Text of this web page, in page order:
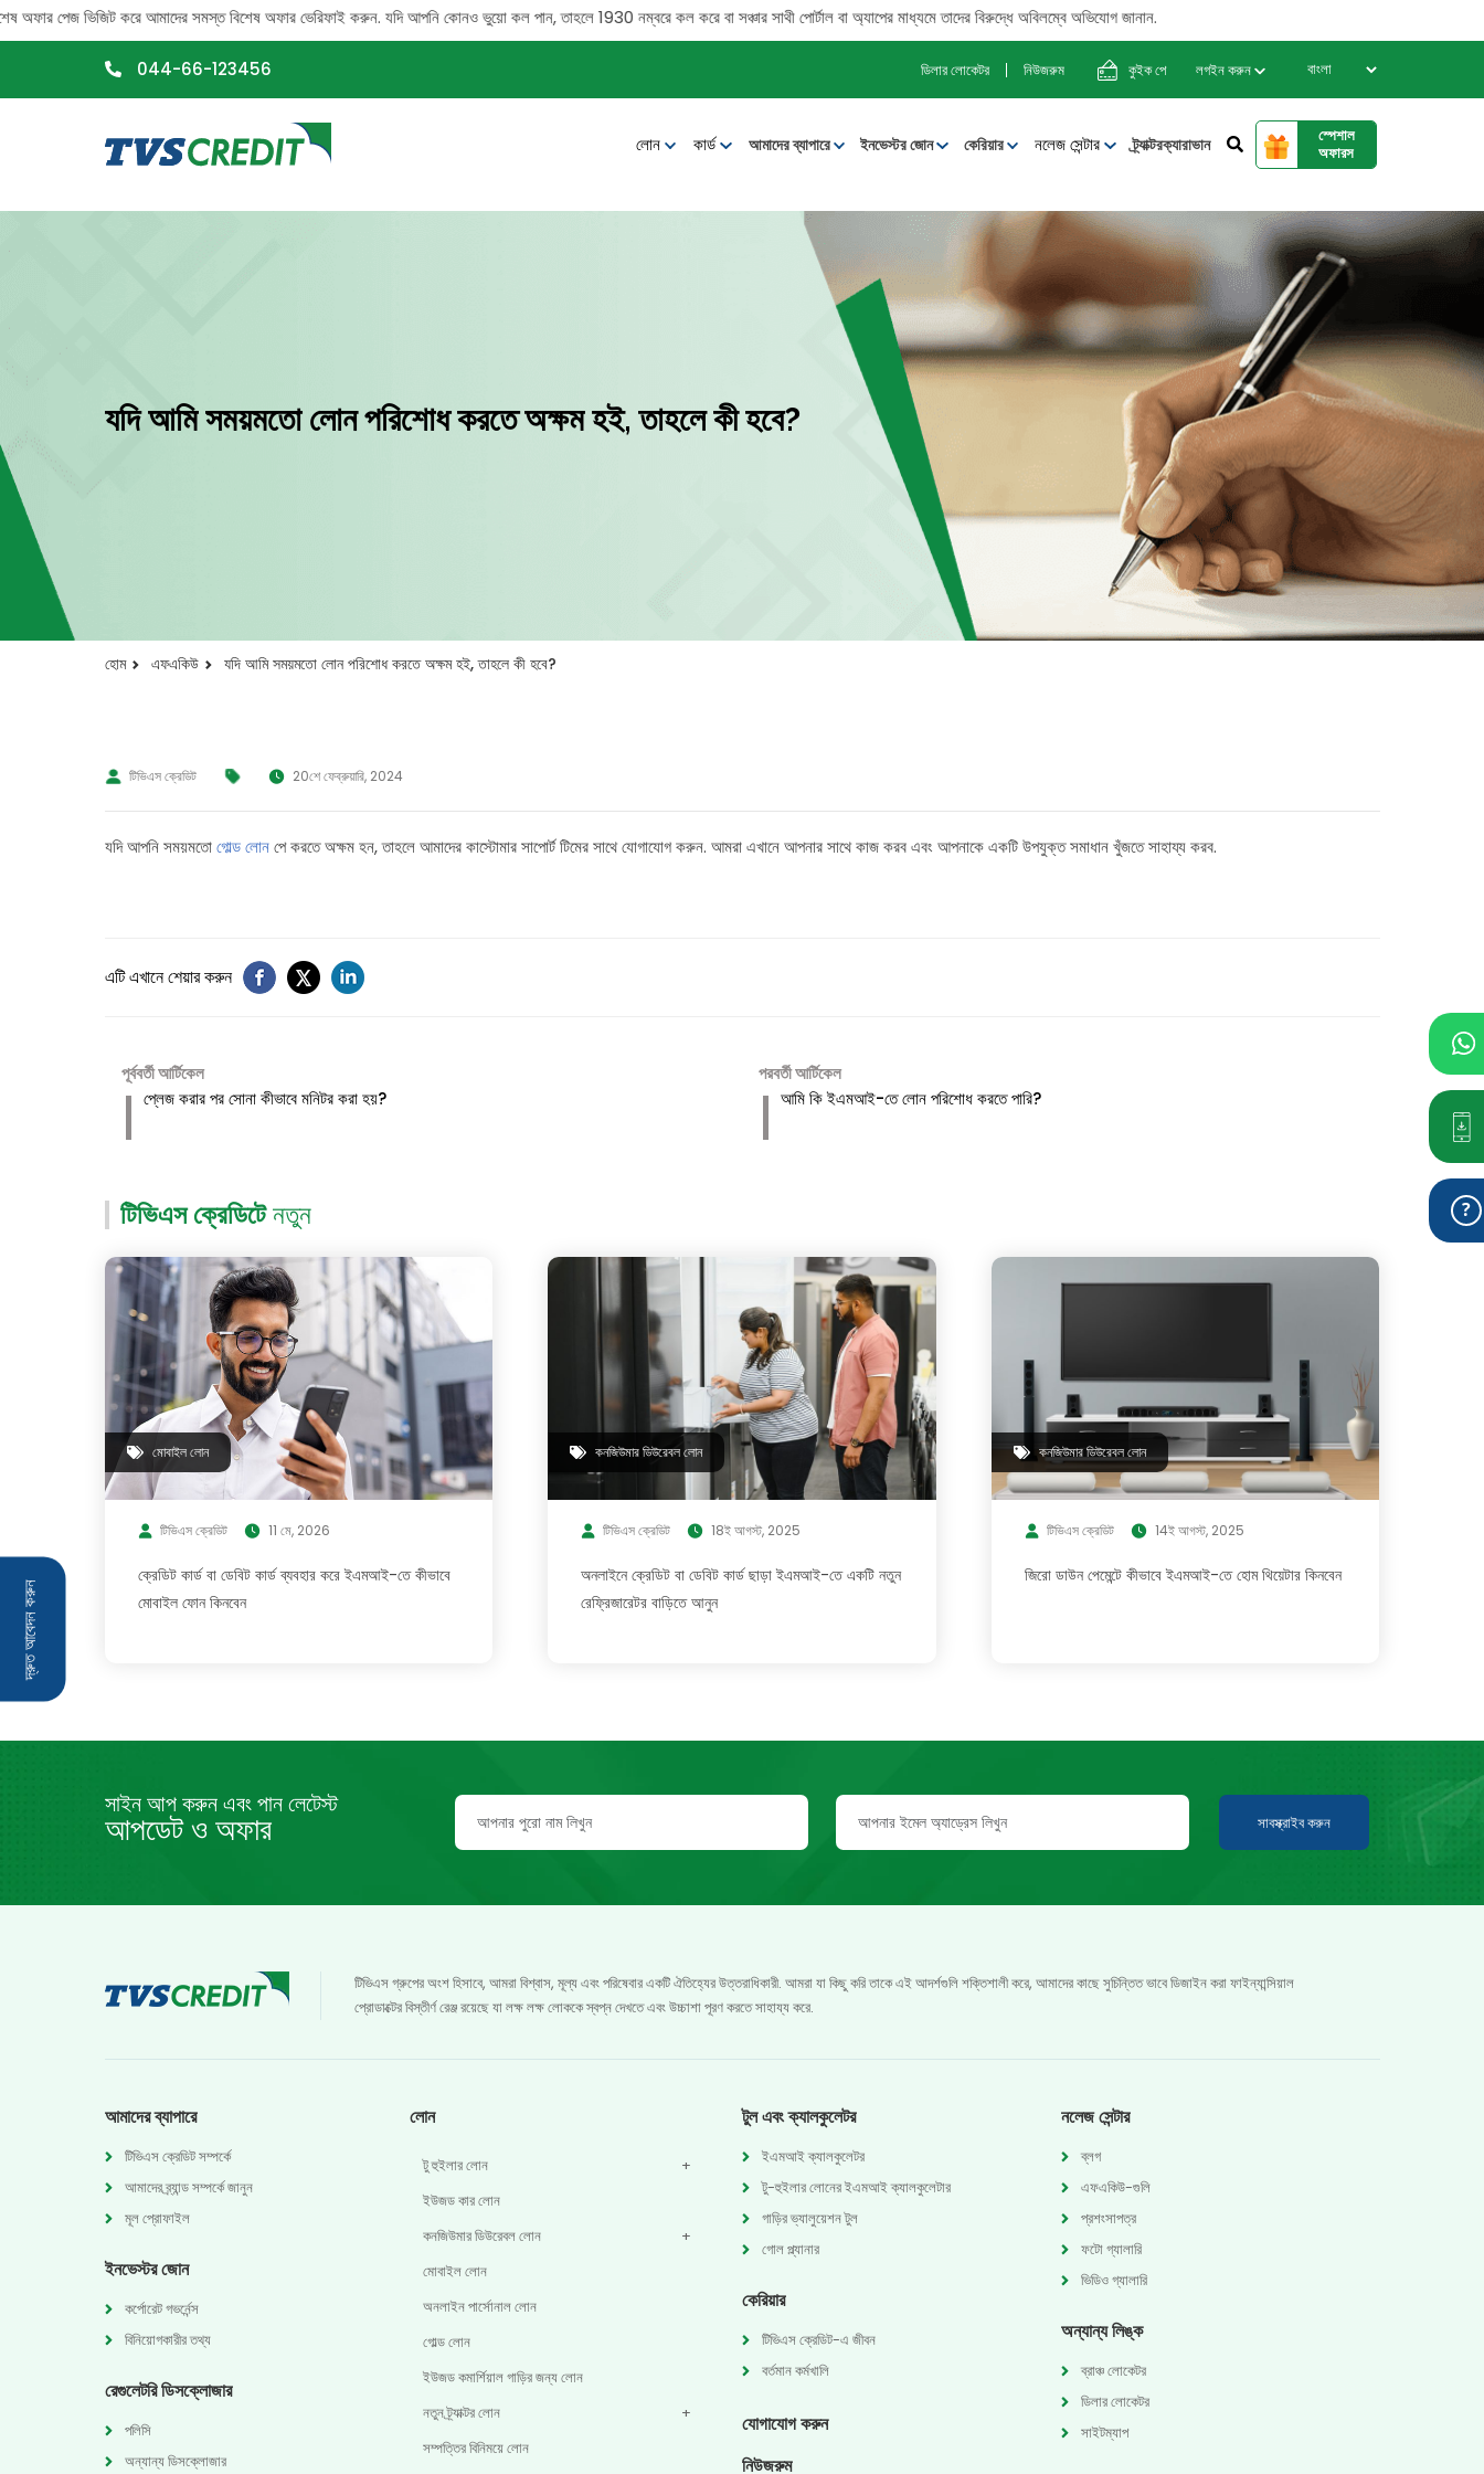
পেজ ভিজিট করে আমাদের সমস্ত বিশেষ অফার ভেরিফাই করুন. যদি আপনি কোনও ভুয়ো কল পান, তাহলে 1930 নম্বরে কল করে বা সঞ্চার সাথী পোর্টাল বা অ্যাপের মাধ্যমে তাদের বিরুদ্ধে অবিলম্বে অভিযোগ জানান.
044-66-123456 ডিলার লোকেটর নিউজরুম কুইক পে লগইন করুন
লোন কার্ড আমাদের ব্যাপারে ইনভেস্টর জোন কেরিয়ার নলেজ সেন্টার ট্র্যাক্টরক্যারাভান
স্পেশাল
অফারস
যদি আমি সময়মতো লোন পরিশোধ করতে অক্ষম হই, তাহলে কী হবে?
হোম এফএকিউ যদি আমি সময়মতো লোন পরিশোধ করতে অক্ষম হই, তাহলে কী হবে?
টিভিএস ক্রেডিট 20শে ফেব্রুয়ারি, 2024
যদি আপনি সময়মতোগোল্ড লোনপে করতে অক্ষম হন, তাহলে আমাদের কাস্টোমার সাপোর্ট টিমের সাথে যোগাযোগ করুন. আমরা এখানে আপনার সাথে কাজ করব এবং আপনাকে একটি উপযুক্ত সমাধান খুঁজতে সাহায্য করব.
এটি এখানে শেয়ার করুন
পূর্ববর্তী আর্টিকেল
প্লেজ করার পর সোনা কীভাবে মনিটর করা হয়?
পরবর্তী আর্টিকেল
আমি কি ইএমআই-তে লোন পরিশোধ করতে পারি?
টিভিএস ক্রেডিটেনতুন
মোবাইল লোন
টিভিএস ক্রেডিট 11 মে, 2026
ক্রেডিট কার্ড বা ডেবিট কার্ড ব্যবহার করে ইএমআই-তে কীভাবে
মোবাইল ফোন কিনবেন
কনজিউমার ডিউরেবল লোন
টিভিএস ক্রেডিট 18ই আগস্ট, 2025
অনলাইনে ক্রেডিট বা ডেবিট কার্ড ছাড়া ইএমআই-তে একটি নতুন
রেফ্রিজারেটর বাড়িতে আনুন
কনজিউমার ডিউরেবল লোন
টিভিএস ক্রেডিট 14ই আগস্ট, 2025
জিরো ডাউন পেমেন্টে কীভাবে ইএমআই-তে হোম থিয়েটার কিনবেন
সাইন আপ করুন এবং পান লেটেস্ট
আপডেট ও অফার সাবস্ক্রাইব করুন
টিভিএস গ্রুপের অংশ হিসাবে, আমরা বিশ্বাস, মূল্য এবং পরিষেবার একটি ঐতিহ্যের উত্তরাধিকারী. আমরা যা কিছু করি তাকে এই আদর্শগুলি শক্তিশালী করে, আমাদের কাছে সুচিন্তিত ভাবে ডিজাইন করা ফাইন্যান্সিয়াল
প্রোডাক্টের বিস্তীর্ণ রেঞ্জ রয়েছে যা লক্ষ লক্ষ লোককে স্বপ্ন দেখতে এবং উচ্চাশা পূরণ করতে সাহায্য করে.
আমাদের ব্যাপারে
টিভিএস ক্রেডিট সম্পর্কে
আমাদের ব্র্যান্ড সম্পর্কে জানুন
মূল প্রোফাইল
ইনভেস্টর জোন
কর্পোরেট গভর্নেন্স
বিনিয়োগকারীর তথ্য
রেগুলেটরি ডিসক্লোজার
পলিসি
অন্যান্য ডিসক্লোজার
লোন
টু হুইলার লোন
ইউজড কার লোন
কনজিউমার ডিউরেবল লোন
মোবাইল লোন
অনলাইন পার্সোনাল লোন
গোল্ড লোন
ইউজড কমার্শিয়াল গাড়ির জন্য লোন
নতুন ট্র্যাক্টর লোন
সম্পত্তির বিনিময়ে লোন
টুল এবং ক্যালকুলেটর
ইএমআই ক্যালকুলেটর
টু-হুইলার লোনের ইএমআই ক্যালকুলেটার
গাড়ির ভ্যালুয়েশন টুল
গোল প্ল্যানার
কেরিয়ার
টিভিএস ক্রেডিট-এ জীবন
বর্তমান কর্মখালি
যোগাযোগ করুন
নিউজরুম
নলেজ সেন্টার
ব্লগ
এফএকিউ-গুলি
প্রশংসাপত্র
ফটো গ্যালারি
ভিডিও গ্যালারি
অন্যান্য লিঙ্ক
ব্রাঞ্চ লোকেটর
ডিলার লোকেটর
সাইটম্যাপ
দ্রুত আবেদন করুন